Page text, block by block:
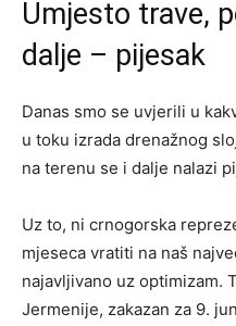
Umjesto trave,
dalje – pijesak
Danas smo se uvjerili u
u toku izrada drenažnog
na terenu se i dalje nalazi
Uz to, ni crnogorska
mjeseca vratiti na naš
najavljivano uz optimizam.
Jermenije, zakazan za 9.